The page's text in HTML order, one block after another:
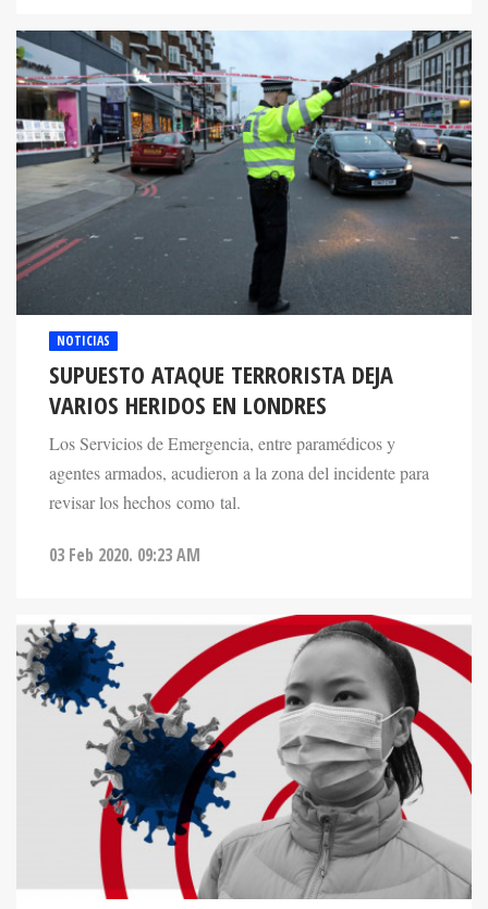
NOTICIAS
SUPUESTO ATAQUE TERRORISTA DEJA
VARIOS HERIDOS EN LONDRES
Los Servicios de Emergencia, entre paramédicos y
agentes armados, acudieron a la zona del incidente para
revisar los hechos como tal.
03 Feb 2020. 09:23 AM